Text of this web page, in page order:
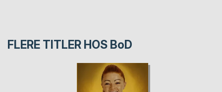
FLERE TITLER HOS BoD